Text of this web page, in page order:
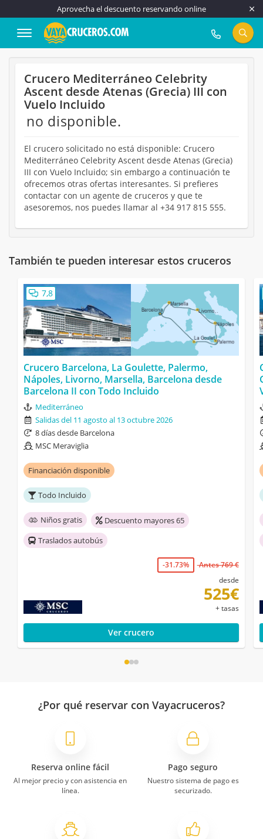
Aprovecha el descuento reservando online
917 815 555
Crucero Mediterráneo Celebrity
Ascent desde Atenas (Grecia) III con
Vuelo Incluido
no disponible.
El crucero solicitado no está disponible: Crucero
Mediterráneo Celebrity Ascent desde Atenas (Grecia)
III con Vuelo Incluido; sin embargo a continuación te
ofrecemos otras ofertas interesantes. Si prefieres
contactar con un agente de cruceros y que te
asesoremos, nos puedes llamar al +34 917 815 555.
También te pueden interesar estos cruceros
7,8
Crucero Barcelona, La Goulette, Palermo,
Nápoles, Livorno, Marsella, Barcelona desde
Barcelona II con Todo Incluido
Mediterráneo
Salidas del 11 agosto al 13 octubre 2026
8 días desde Barcelona
MSC Meraviglia
Financiación disponible
Todo Incluido
Niños gratis
Descuento mayores 65
Traslados autobús
-31.73%
Antes 769 €
desde
525€
+ tasas
Ver crucero
¿Por qué reservar con Vayacruceros?
Reserva online fácil
Al mejor precio y con asistencia en
línea.
Pago seguro
Nuestro sistema de pago es
securizado.